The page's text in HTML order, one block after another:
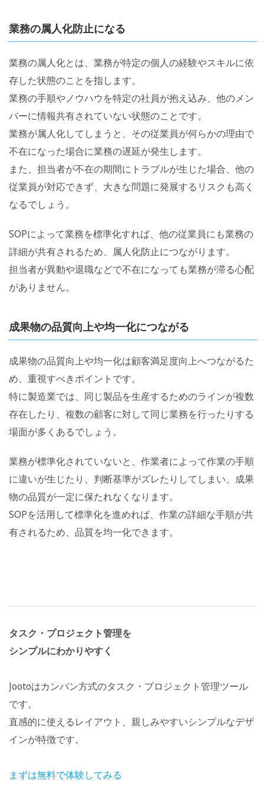
業務の属人化防止になる
業務の属人化とは、業務が特定の個人の経験やスキルに依
存した状態のことを指します。
業務の手順やノウハウを特定の社員が抱え込み、他のメン
バーに情報共有されていない状態のことです。
業務が属人化してしまうと、その従業員が何らかの理由で
不在になった場合に業務の遅延が発生します。
また、担当者が不在の期間にトラブルが生じた場合、他の
従業員が対応できず、大きな問題に発展するリスクも高く
なるでしょう。
SOPによって業務を標準化すれば、他の従業員にも業務の
詳細が共有されるため、属人化防止につながります。
担当者が異動や退職などで不在になっても業務が滞る心配
がありません。
成果物の品質向上や均一化につながる
成果物の品質向上や均一化は顧客満足度向上へつながるた
め、重視すべきポイントです。
特に製造業では、同じ製品を生産するためのラインが複数
存在したり、複数の顧客に対して同じ業務を行ったりする
場面が多くあるでしょう。
業務が標準化されていないと、作業者によって作業の手順
に違いが生じたり、判断基準がズレたりしてしまい、成果
物の品質が一定に保たれなくなります。
SOPを活用して標準化を進めれば、作業の詳細な手順が共
有されるため、品質を均一化できます。
タスク・プロジェクト管理を
シンプルにわかりやすく
Jootoはカンバン方式のタスク・プロジェクト管理ツール
です。
直感的に使えるレイアウト、親しみやすいシンプルなデザ
インが特徴です。
まずは無料で体験してみる